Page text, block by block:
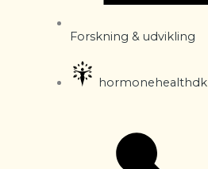
Forskning & udvikling
hormonehealthdk